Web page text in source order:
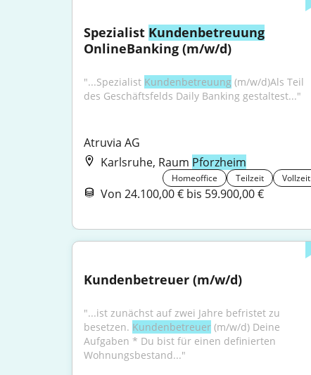
Spezialist Kundenbetreuung
OnlineBanking (m/w/d)
"...Spezialist Kundenbetreuung (m/w/d)Als Teil
des Geschäftsfelds Daily Banking gestaltest..."
Atruvia AG
Karlsruhe, Raum Pforzheim
Homeoffice Teilzeit Vollzeit
Von 24.100,00 € bis 59.900,00 €
Kundenbetreuer (m/w/d)
"...ist zunächst auf zwei Jahre befristet zu
besetzen. Kundenbetreuer (m/w/d) Deine
Aufgaben * Du bist für einen definierten
Wohnungsbestand..."